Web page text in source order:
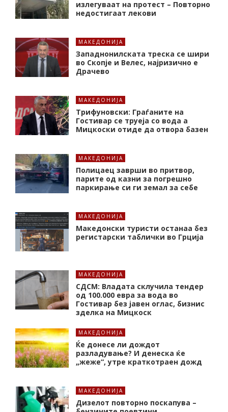
излегуваат на протест – Повторно
недостигаат лекови
МАКЕДОНИЈА
Западнонилската треска се шири
во Скопје и Велес, најризично е
Драчево
МАКЕДОНИЈА
Трифуновски: Граѓаните на
Гостивар се труеја со вода а
Мицкоски отиде да отвора базен
МАКЕДОНИЈА
Полицаец заврши во притвор,
парите од казни за погрешно
паркирање си ги земал за себе
МАКЕДОНИЈА
Македонски туристи останаа без
регистарски таблички во Грција
МАКЕДОНИЈА
СДСМ: Владата склучила тендер
од 100.000 евра за вода во
Гостивар без јавен оглас, бизнис
зделка на Мицкоск
МАКЕДОНИЈА
Ќе донесе ли дождот
разладување? И денеска ќе
„жеже“, утре краткотраен дожд
МАКЕДОНИЈА
Дизелот повторно поскапува –